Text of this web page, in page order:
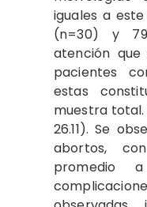
iguales a
(n=30) y
atención que
pacientes
estas
muestra total.
26.11). Se
abortos,
promedio